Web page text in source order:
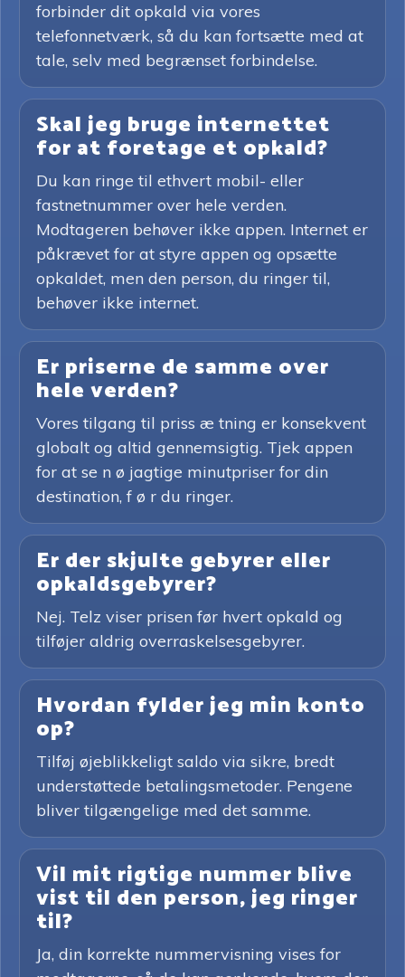
forbinder dit opkald via vores
telefonnetværk, så du kan fortsætte med at
tale, selv med begrænset forbindelse.
Skal jeg bruge internettet
for at foretage et opkald?
Du kan ringe til ethvert mobil- eller
fastnetnummer over hele verden.
Modtageren behøver ikke appen. Internet er
påkrævet for at styre appen og opsætte
opkaldet, men den person, du ringer til,
behøver ikke internet.
Er priserne de samme over
hele verden?
Vores tilgang til priss æ tning er konsekvent
globalt og altid gennemsigtig. Tjek appen
for at se n ø jagtige minutpriser for din
destination, f ø r du ringer.
Er der skjulte gebyrer eller
opkaldsgebyrer?
Nej. Telz viser prisen før hvert opkald og
tilføjer aldrig overraskelsesgebyrer.
Hvordan fylder jeg min konto
op?
Tilføj øjeblikkeligt saldo via sikre, bredt
understøttede betalingsmetoder. Pengene
bliver tilgængelige med det samme.
Vil mit rigtige nummer blive
vist til den person, jeg ringer
til?
Ja, din korrekte nummervisning vises for